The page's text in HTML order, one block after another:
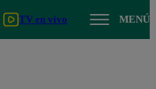
TV en vivo MENÚ